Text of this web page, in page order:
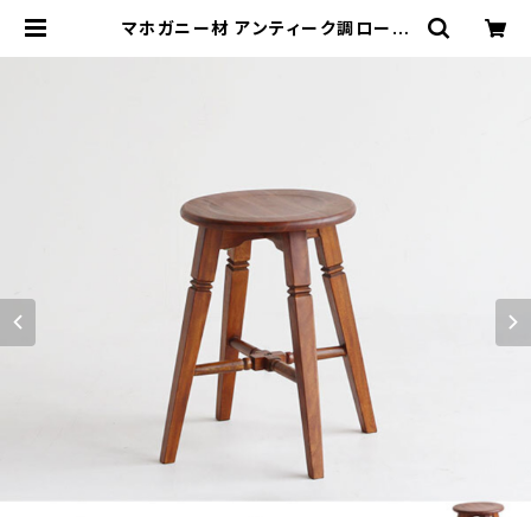
マホガニー材 アンティーク調ロース